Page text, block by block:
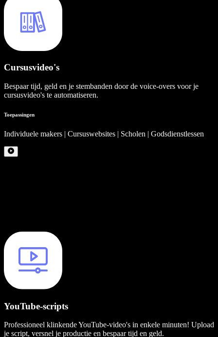
Cursusvideo's
Bespaar tijd, geld en je stembanden door de voice-overs voor je
cursusvideo's te automatiseren.
Toepassingen
Individuele makers | Cursuswebsites | Scholen | Godsdienstlessen
YouTube-scripts
Professioneel klinkende YouTube-video's in enkele minuten! Upload
je script, versnel je productie en bespaar tijd en geld.